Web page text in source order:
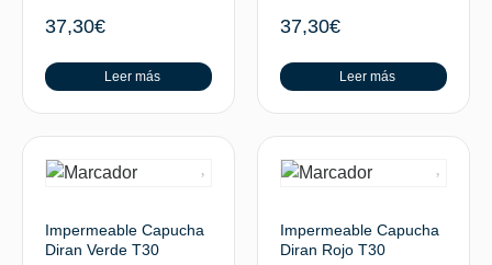
37,30€
Leer más
37,30€
Leer más
Impermeable Capucha
Diran Verde T30
Impermeable Capucha
Diran Rojo T30